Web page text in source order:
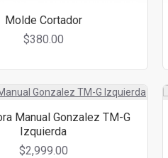
Molde Cortador
$380.00
Manual Gonzalez TM-G
Izquierda
$2,999.00